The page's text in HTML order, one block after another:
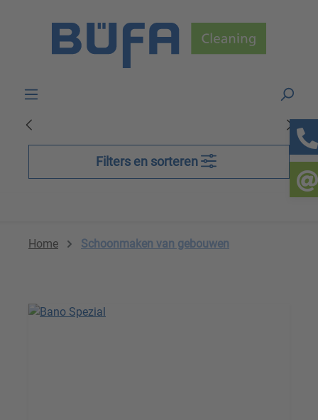
Filters en sorteren
Home Schoonmaken van gebouwen